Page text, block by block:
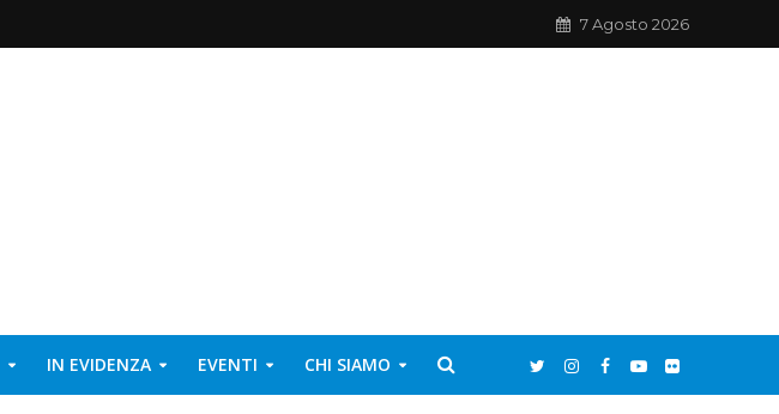
7 Agosto 2026
IN EVIDENZA EVENTI CHI SIAMO